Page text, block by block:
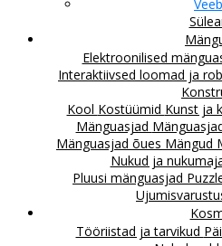
Elektroonilised
Interaktiivsed loomad ja
Kool Kostüümid Kunst ja
Mänguasjad
Mänguasjad õues Mängud
Nukud ja
Pluusi mänguasjad
Tööriistad ja tarvikud